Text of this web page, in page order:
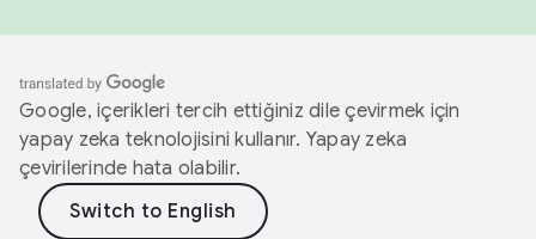
Google, içerikleri tercih ettiğiniz dile çevirmek için
yapay zeka teknolojisini kullanır. Yapay zeka
çevirilerinde hata olabilir.